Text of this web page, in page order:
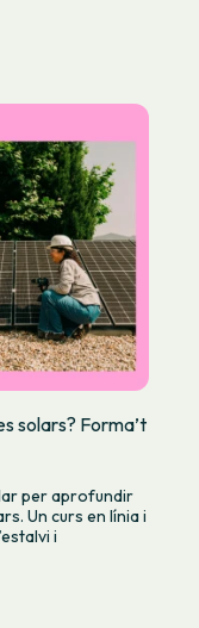
solars? Forma’t
per aprofundir
Un curs en línia i
i